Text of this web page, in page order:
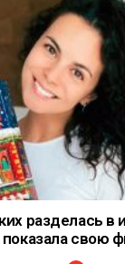
разделась в
показала свою